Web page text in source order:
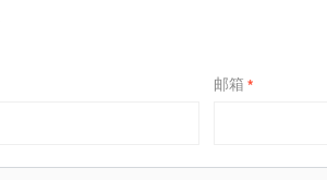
邮箱 *